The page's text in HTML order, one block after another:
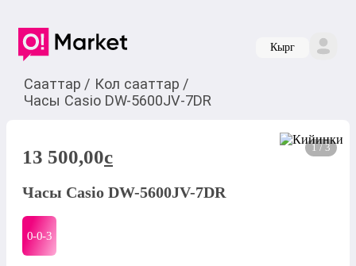
Кырг
Сааттар / Кол сааттар /
Часы Casio DW-5600JV-7DR
1 / 3
13 500,00c
Часы Casio DW-5600JV-7DR
0-0-3